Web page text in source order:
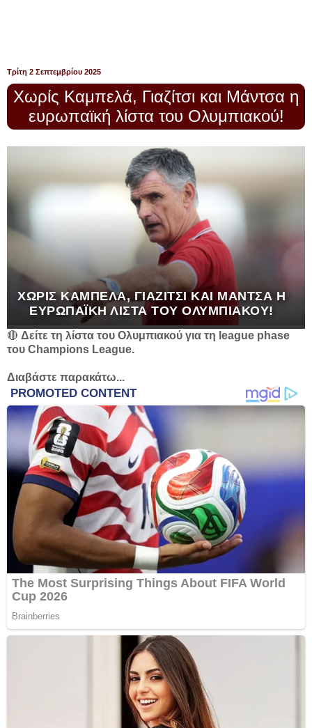
Τρίτη 2 Σεπτεμβρίου 2025
Χωρίς Καμπελά, Γιαζίτσι και Μάντσα η
ευρωπαϊκή λίστα του Ολυμπιακού!
ΧΩΡΊΣ ΚΑΜΠΕΛΆ, ΓΙΑΖΊΤΣΙ ΚΑΙ ΜΆΝΤΣΑ Η
ΕΥΡΩΠΑΪΚΉ ΛΊΣΤΑ ΤΟΥ ΟΛΥΜΠΙΑΚΟΎ!
🔴 Δείτε τη λίστα του Ολυμπιακού για τη league phase
του Champions League.
Διαβάστε παρακάτω...